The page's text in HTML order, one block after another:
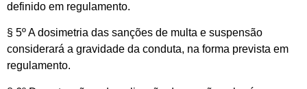
definido em regulamento.
§ 5º A dosimetria das sanções de multa e suspensão
considerará a gravidade da conduta, na forma prevista em
regulamento.